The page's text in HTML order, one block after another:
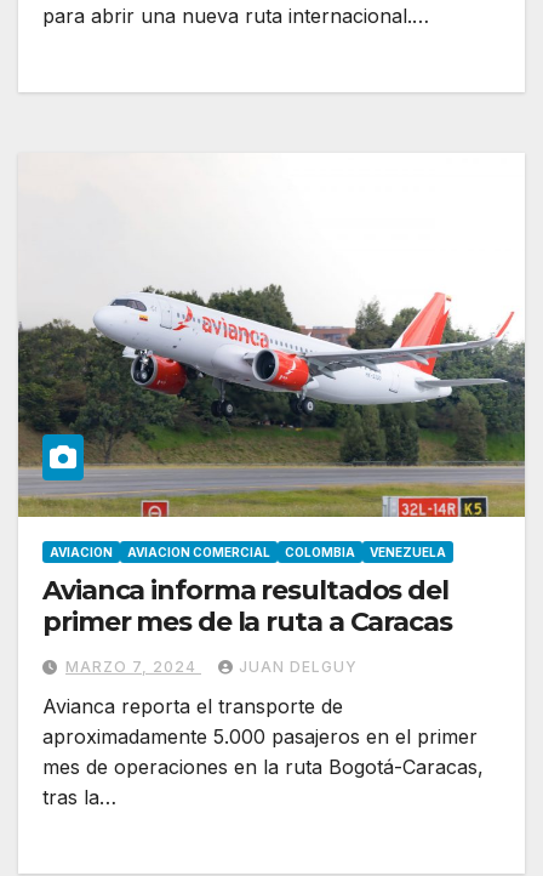
para abrir una nueva ruta internacional.…
AVIACION AVIACION COMERCIAL COLOMBIA VENEZUELA
Avianca informa resultados del
primer mes de la ruta a Caracas
MARZO 7, 2024 JUAN DELGUY
Avianca reporta el transporte de
aproximadamente 5.000 pasajeros en el primer
mes de operaciones en la ruta Bogotá-Caracas,
tras la…